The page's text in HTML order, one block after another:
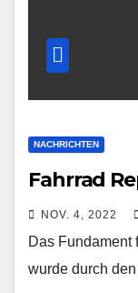
NACHRICHTEN
Fahrrad
NOV. 4, 2022
Das Fundament
wurde durch